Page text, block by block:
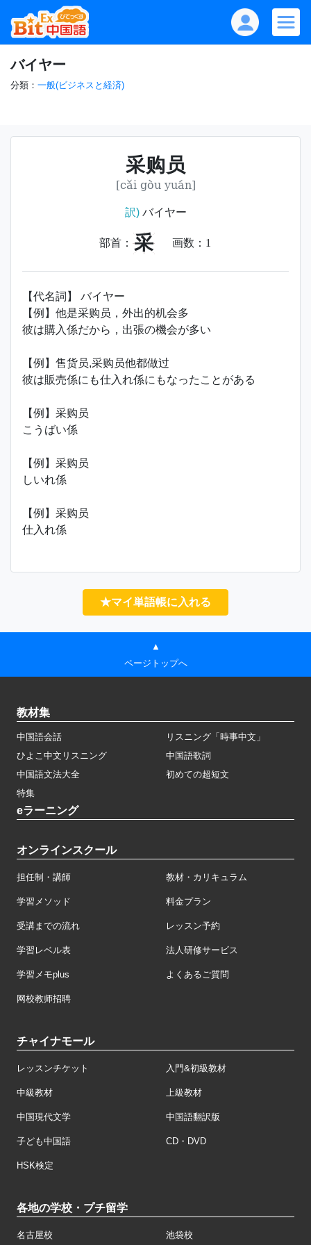
バイヤー
分類： 一般(ビジネスと経済)
采购员
[cǎi gòu yuán]
訳)バイヤー
部首： 采 画数： 1
【代名詞】 バイヤー
【例】他是采购员，外出的机会多
彼は購入係だから，出張の機会が多い
【例】售货员,采购员他都做过
彼は販売係にも仕入れ係にもなったことがある
【例】采购员
こうばい係
【例】采购员
しいれ係
【例】采购员
仕入れ係
★マイ単語帳に入れる
▲
ページトップへ
教材集
中国語会話
リスニング「時事中文」
ひよこ中文リスニング
中国語歌詞
中国語文法大全
初めての超短文
特集
eラーニング
オンラインスクール
担任制・講師 教材・カリキュラム
学習メソッド 料金プラン
受講までの流れ レッスン予約
学習レベル表 法人研修サービス
学習メモplus よくあるご質問
网校教师招聘
チャイナモール
レッスンチケット 入門&初級教材
中級教材 上級教材
中国現代文学 中国語翻訳版
子ども中国語 CD・DVD
HSK検定
各地の学校・プチ留学
名古屋校 池袋校